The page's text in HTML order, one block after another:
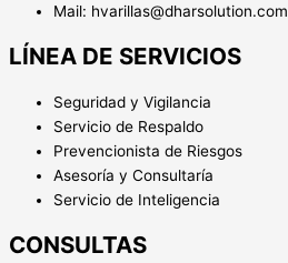
Mail: hvarillas@dharsolution.com
LÍNEA DE SERVICIOS
Seguridad y Vigilancia
Servicio de Respaldo
Prevencionista de Riesgos
Asesoría y Consultaría
Servicio de Inteligencia
CONSULTAS